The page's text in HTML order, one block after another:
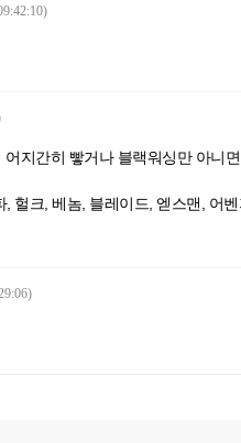
지간히 빻거나 블랙워싱만 아니
헐크, 베놈, 블레이드, 엗스맨, 어